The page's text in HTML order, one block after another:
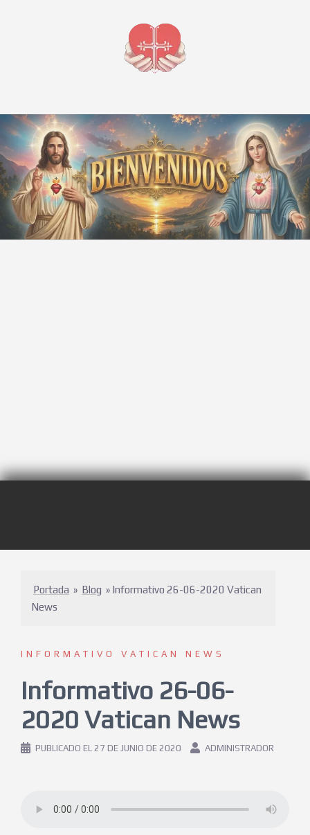
Portada » Blog » Informativo 26-06-2020 Vatican
News
INFORMATIVO VATICAN NEWS
Informativo 26-06-
2020 Vatican News
PUBLICADO EL 27 DE JUNIO DE 2020 ADMINISTRADOR